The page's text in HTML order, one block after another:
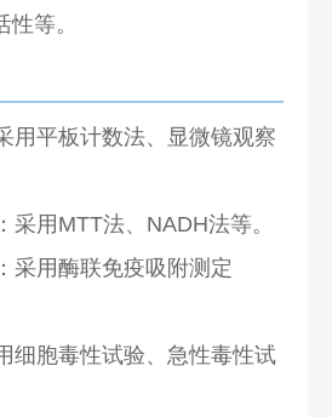
等。
用平板计数法、显微镜观察
采用MTT法、NADH法等。
采用酶联免疫吸附测定
细胞毒性试验、急性毒性试